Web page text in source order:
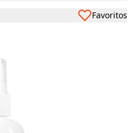
Favoritos